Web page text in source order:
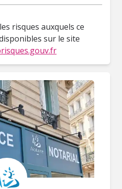
risques auxquels ce
sur le site